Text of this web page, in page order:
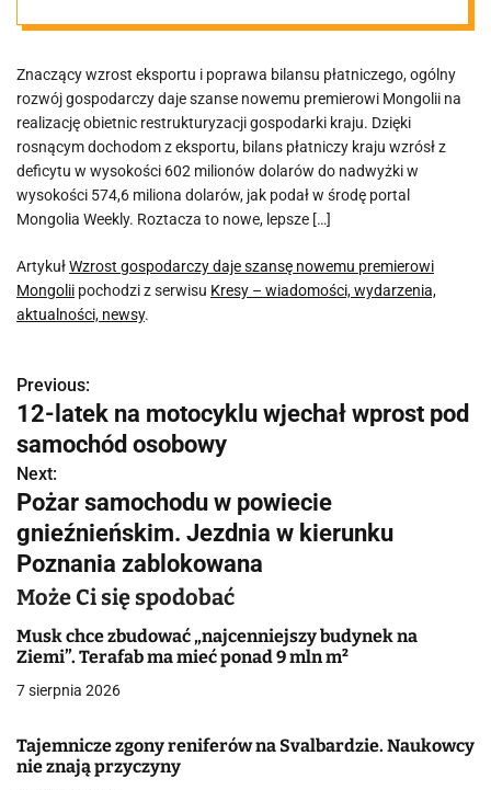
premierowi
Mongolii
Znaczący wzrost eksportu i poprawa bilansu płatniczego, ogólny
rozwój gospodarczy daje szanse nowemu premierowi Mongolii na
realizację obietnic restrukturyzacji gospodarki kraju. Dzięki
rosnącym dochodom z eksportu, bilans płatniczy kraju wzrósł z
deficytu w wysokości 602 milionów dolarów do nadwyżki w
wysokości 574,6 miliona dolarów, jak podał w środę portal
Mongolia Weekly. Roztacza to nowe, lepsze […]
ArtykułWzrost gospodarczy daje szansę nowemu premierowi
Mongolii pochodzi z serwisu Kresy – wiadomości, wydarzenia,
aktualności, newsy.
N
a
w
i
g
a
c
j
w
Previous:
12-latek na motocyklu wjechał wprost pod
samochód osobowy
Next:
Pożar samochodu w powiecie
gnieźnieńskim. Jezdnia w kierunku
Poznania zablokowana
Może Ci się spodobać
Musk chce zbudować „najcenniejszy budynek na
Ziemi”. Terafab ma mieć ponad 9 mln m²
7 sierpnia 2026
Tajemnicze zgony reniferów na Svalbardzie. Naukowcy
nie znają przyczyny